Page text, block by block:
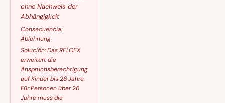
ohne Nachweis der
Abhängigkeit
Consecuencia:
Ablehnung
Solución:Das RELOEX
erweitert die
Anspruchsberechtigung
auf Kinder bis 26 Jahre.
Für Personen über 26
Jahre muss die